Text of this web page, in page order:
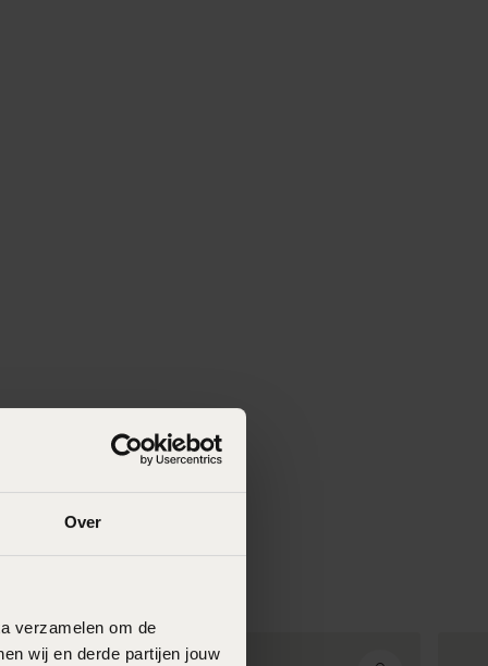
Over
verzamelen om de
wij en derde partijen jouw